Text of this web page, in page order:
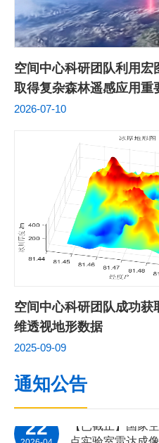
空间中心科研团队利用
取得复杂森林遥感应用重
2026-07-10
空间中心科研团队成功
维透视地形数据
2025-09-09
通知公告
2026年研究生招
27
2026-07
国家空间科学中
达信号处理算法
信号处理FPGA逻
03
2026-07
遥感建模暑期学
11
22
2026-04
点实验室雷达成